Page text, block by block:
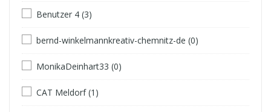
Benutzer 4 (3)
bernd-winkelmannkreativ-chemnitz-de (0)
MonikaDeinhart33 (0)
CAT Meldorf (1)